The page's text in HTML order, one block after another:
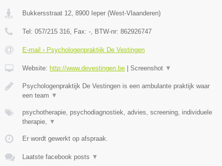
Bukkersstraat 12 8900 Ieper (West-Vlaanderen)
Tel: 057/215 316 , Fax: - , BTW-nr: 862926747
E-mail › Psychologenpraktijk De Vestingen
Website: http://www.devestingen.be | Screenshot ▼
Psychologenpraktijk De Vestingen is een ambulante praktijk waar
een team ▼
psychotherapie, psychodiagnostiek, advies, screening, individuele
therapie,
▼
Er wordt gewerkt op afspraak.
Laatste facebook posts ▼